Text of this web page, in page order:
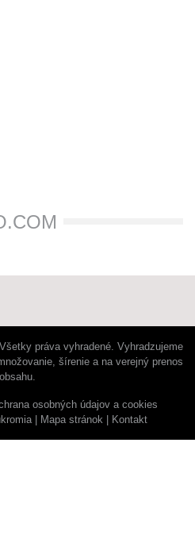
práva vyhradené. Vyhradzujeme
šírenie a na verejný prenos
obsahu.
osobných údajov a cookies
Mapa stránok Kontakt